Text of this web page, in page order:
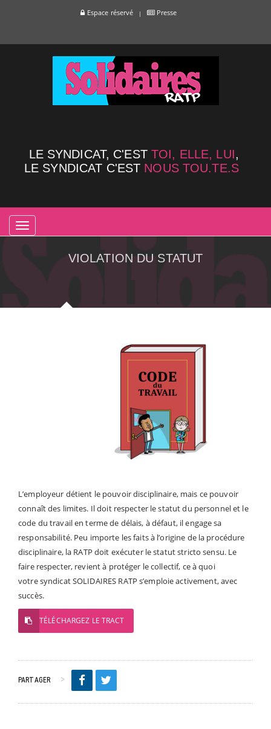
Espace réservé Presse
LE SYNDICAT, C'ESTTOI, ELLE, LUI,
LE SYNDICAT C'EST NOUS TOU.TE.S
TOGGLE
VIOLATION DU STATUT
L’employeur détient le pouvoir disciplinaire, mais ce pouvoir
connaît des limites. Il doit respecter le statut du personnel et le
code du travail en terme de délais, à défaut, il engage sa
responsabilité. Peu importe les faits à l’origine de la procédure
disciplinaire, la RATP doit exécuter le statut stricto sensu. Le
faire respecter, revient à protéger le collectif, ce à quoi
votre syndicat SOLIDAIRES RATP s’emploie activement, avec
succès.
TÉLÉCHARGEZ LE TRACT
PARTAGER